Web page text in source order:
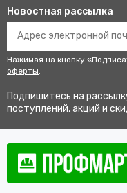
Гарантируют
безопасность на
снижается риск
Не мешаются во
Соответствуют
Купить одежду
работников
доставкой по
Новостная рассылка
Нажимая на кнопку
оферты.
Подпишитесь на
поступлений, акций и